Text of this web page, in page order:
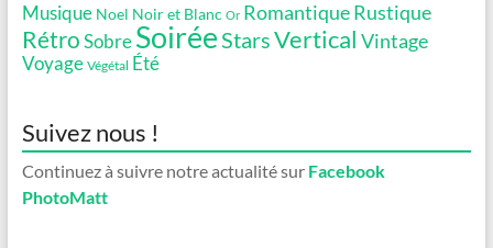
Musique Noel Noir et Blanc Or RomantiqueRustique
RétroSobre SoiréeStarsVertical Vintage
Voyage Végétal Été
Suivez nous !
Continuez à suivre notre actualité sur Facebook
PhotoMatt